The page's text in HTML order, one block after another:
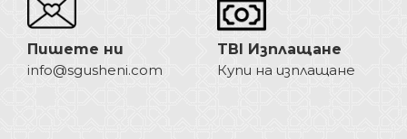
Пишете ни
info@sgusheni.com
TBI Изплащане
Купи на изплащане